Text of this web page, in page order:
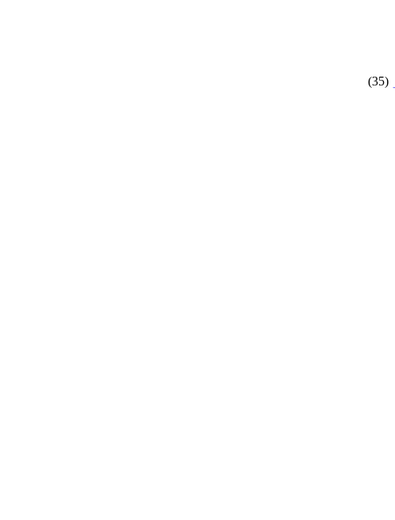
(35)